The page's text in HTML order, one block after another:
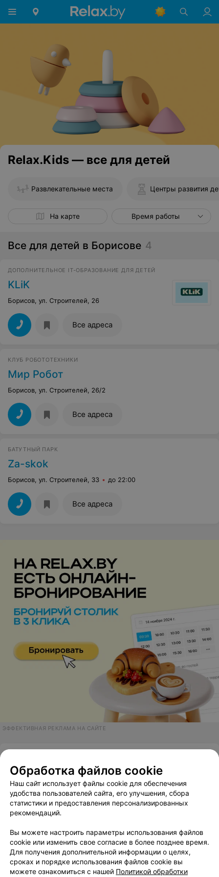
Relax.Kids — все для детей
Развлекательные места Центры развития
На карте Время работы
Все для детей в Борисове 4
ДОПОЛНИТЕЛЬНОЕ IT-ОБРАЗОВАНИЕ ДЛЯ ДЕТЕЙ
KLiK
Борисов, ул. Строителей, 26
Все адреса
КЛУБ РОБОТОТЕХНИКИ
Мир Робот
Борисов, ул. Строителей, 26/2
Все адреса
БАТУТНЫЙ ПАРК
Za-skok
Борисов, ул. Строителей, 33 до 22:00
Все адреса
ЭФФЕКТИВНАЯ РЕКЛАМА НА САЙТЕ
Айтиландия
Борисов, ул. Орджоникидзе, 5А до 21:00
Отзывы 9 Все адреса
Обработка файлов cookie
Наш сайт использует файлы cookie для обеспечения
удобства пользователей сайта, его улучшения, сбора
статистики и предоставления персонализированных
рекомендаций.
Вы можете настроить параметры использования файлов
cookie или изменить свое согласие в более позднее время.
Для получения дополнительной информации о целях,
сроках и порядке использования файлов cookie вы
можете ознакомиться с нашей Политикой обработки